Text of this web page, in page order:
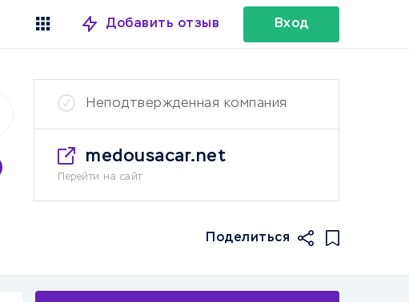
Добавить отзыв Вход
Неподтвержденная компания
medousacar.net
Перейти на сайт
Поделиться